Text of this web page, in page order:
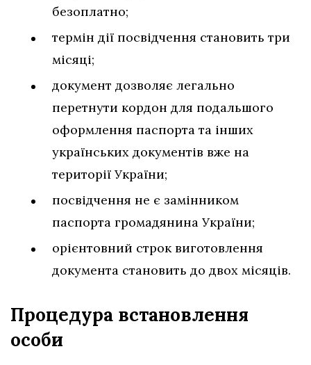
безоплатно;
термін дії посвідчення становить три
місяці;
документ дозволяє легально
перетнути кордон для подальшого
оформлення паспорта та інших
українських документів вже на
території України;
посвідчення не є замінником
паспорта громадянина України;
орієнтовний строк виготовлення
документа становить до двох місяців.
Процедура встановлення
особи